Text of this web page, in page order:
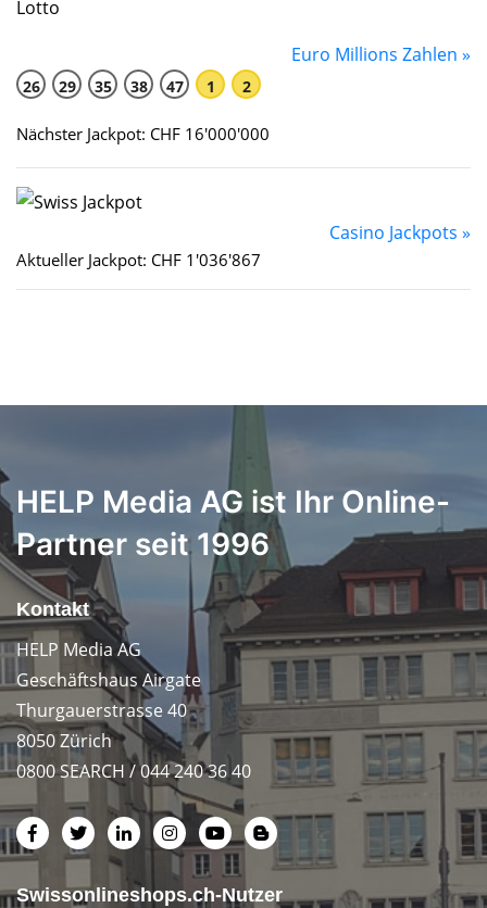
Euro Millions Zahlen »
26 29 35 38 47 1 2
Nächster Jackpot: CHF 16'000'000
Casino Jackpots »
Aktueller Jackpot: CHF 1'036'867
HELP Media AG ist Ihr Online-
Partner seit 1996
Kontakt
HELP Media AG
Geschäftshaus Airgate
Thurgauerstrasse 40
8050 Zürich
0800 SEARCH / 044 240 36 40
Swissonlineshops.ch-Nutzer